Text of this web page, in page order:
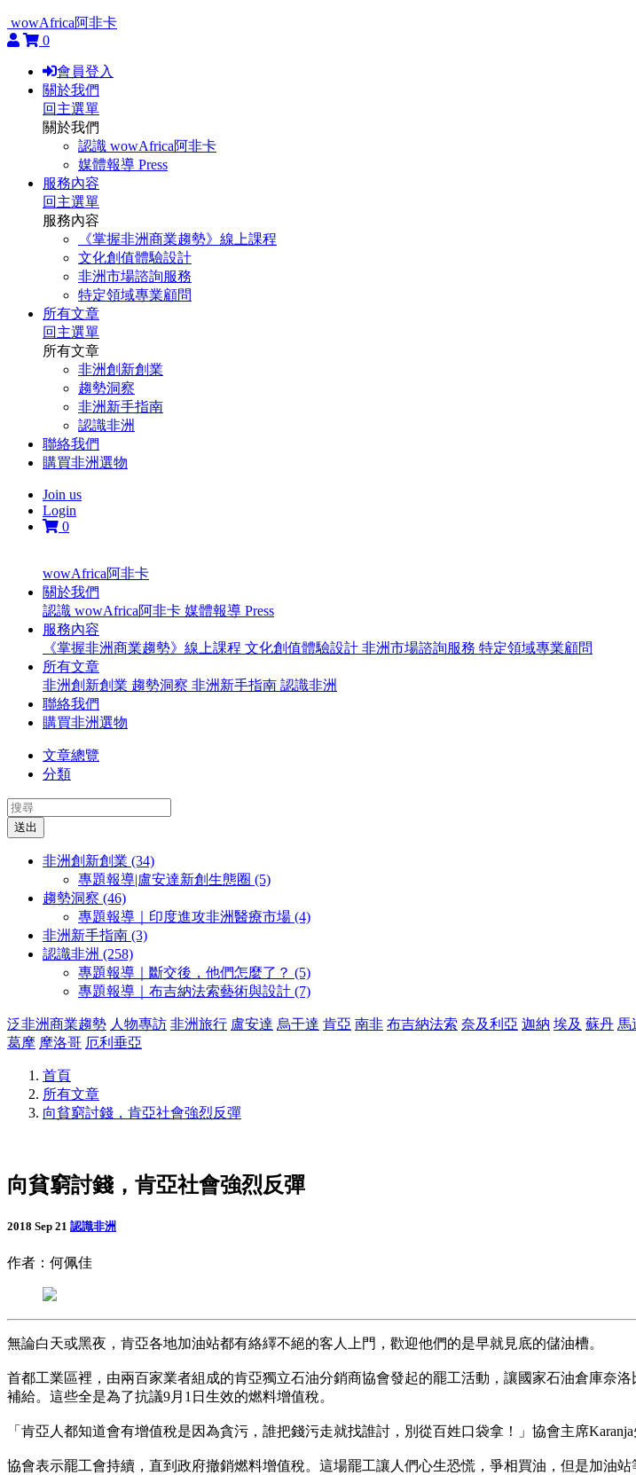
wowAfrica阿非卡
0
會員登入
關於我們
回主選單
關於我們
認識 wowAfrica阿非卡
媒體報導 Press
服務內容
回主選單
服務內容
《掌握非洲商業趨勢》線上課程
文化創值體驗設計
非洲市場諮詢服務
特定領域專業顧問
所有文章
回主選單
所有文章
非洲創新創業
趨勢洞察
非洲新手指南
認識非洲
聯絡我們
購買非洲選物
Join us
Login
0
wowAfrica阿非卡
關於我們
認識 wowAfrica阿非卡 媒體報導 Press
服務內容
《掌握非洲商業趨勢》線上課程 文化創值體驗設計 非洲市場諮詢服務 特定領域專業顧問
所有文章
非洲創新創業 趨勢洞察 非洲新手指南 認識非洲
聯絡我們
購買非洲選物
文章總覽
分類
送出
非洲創新創業 (34)
專題報導|盧安達新創生態圈 (5)
趨勢洞察 (46)
專題報導｜印度進攻非洲醫療市場 (4)
非洲新手指南 (3)
認識非洲 (258)
專題報導｜斷交後，他們怎麼了？ (5)
專題報導｜布吉納法索藝術與設計 (7)
泛非洲商業趨勢 人物專訪 非洲旅行 盧安達 烏干達 肯亞 南非 布吉納法索 奈及利亞 迦納 埃及 蘇丹 馬
葛摩 摩洛哥 厄利垂亞
首頁
所有文章
向貧窮討錢，肯亞社會強烈反彈
向貧窮討錢，肯亞社會強烈反彈
2018 Sep 21 認識非洲
作者：何佩佳
無論白天或黑夜，肯亞各地加油站都有絡繹不絕的客人上門，歡迎他們的是早就見底的儲油槽。
首都工業區裡，由兩百家業者組成的肯亞獨立石油分銷商協會發起的罷工活動，讓國家石油倉庫奈
補給。這些全是為了抗議9月1日生效的燃料增值稅。
「肯亞人都知道會有增值稅是因為貪污，誰把錢污走就找誰討，別從百姓口袋拿！」協會主席Karanja
協會表示罷工會持續，直到政府撤銷燃料增值稅。這場罷工讓人們心生恐慌，爭相買油，但是加油